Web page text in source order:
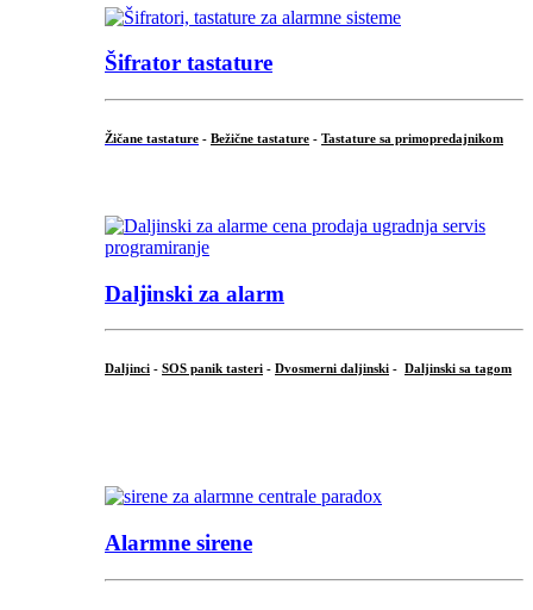
Šifrator tastature
Žičane tastature - Bežične tastature - Tastature sa primopredajnikom
Daljinski za alarm
Daljinci - SOS panik tasteri - Dvosmerni daljinski - Daljinski sa tagom
Alarmne sirene